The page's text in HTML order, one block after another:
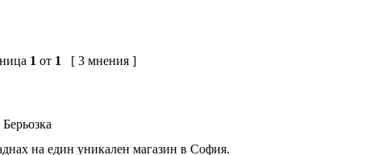
1 от 1
[ 3 мнения ]
Берьозка
на един уникален магазин в София.